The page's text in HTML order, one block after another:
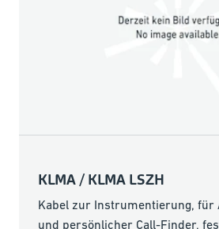
KLMA / KLMA LSZH
Kabel zur Instrumentierung, für
und persönlicher Call-Finder,